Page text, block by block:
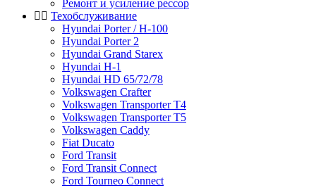
Ремонт и усиление рессор
Техобслуживание
Hyundai Porter / H-100
Hyundai Porter 2
Hyundai Grand Starex
Hyundai H-1
Hyundai HD 65/72/78
Volkswagen Crafter
Volkswagen Transporter T4
Volkswagen Transporter T5
Volkswagen Caddy
Fiat Ducato
Ford Transit
Ford Transit Connect
Ford Tourneo Connect